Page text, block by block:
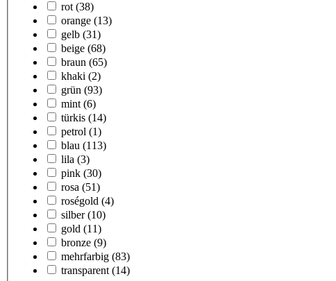
rot (38)
orange (13)
gelb (31)
beige (68)
braun (65)
khaki (2)
grün (93)
mint (6)
türkis (14)
petrol (1)
blau (113)
lila (3)
pink (30)
rosa (51)
roségold (4)
silber (10)
gold (11)
bronze (9)
mehrfarbig (83)
transparent (14)